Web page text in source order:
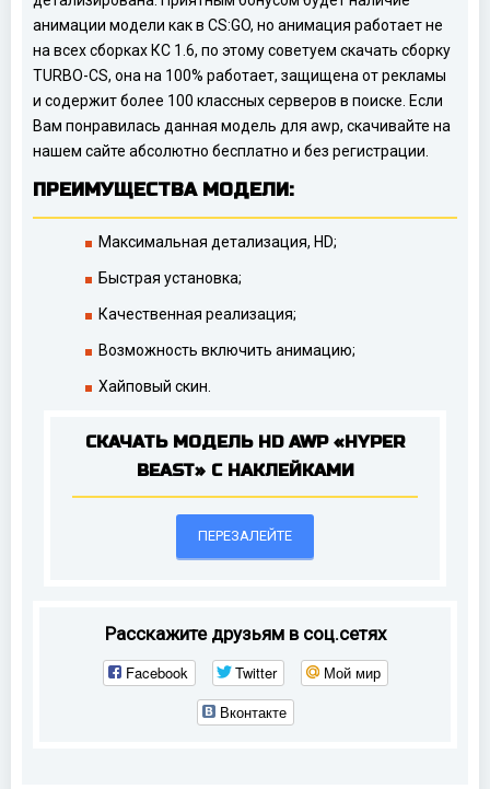
анимации модели как в CS:GO, но анимация работает не
на всех сборках КС 1.6, по этому советуем скачать сборку
TURBO-CS, она на 100% работает, защищена от рекламы
и содержит более 100 классных серверов в поиске. Если
Вам понравилась данная модель для awp, скачивайте на
нашем сайте абсолютно бесплатно и без регистрации.
ПРЕИМУЩЕСТВА МОДЕЛИ:
Максимальная детализация, HD;
Быстрая установка;
Качественная реализация;
Возможность включить анимацию;
Хайповый скин.
СКАЧАТЬ МОДЕЛЬ HD AWP «HYPER
BEAST» С НАКЛЕЙКАМИ
ПЕРЕЗАЛЕЙТЕ
Расскажите друзьям в соц.сетях
Facebook Twitter
Мой мир
Вконтакте